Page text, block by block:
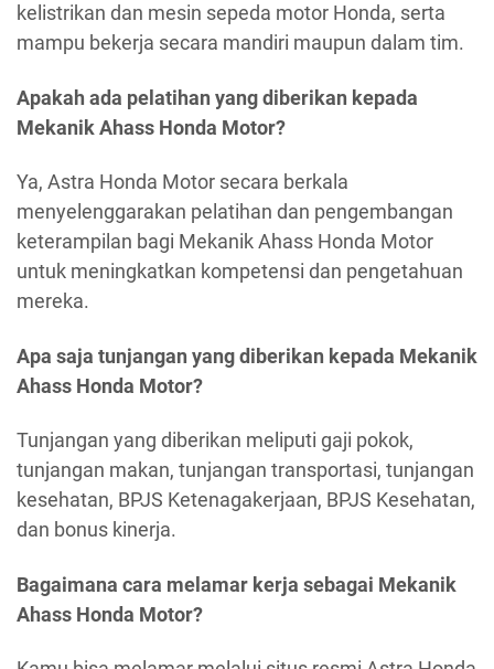
kelistrikan dan mesin sepeda motor Honda, serta
mampu bekerja secara mandiri maupun dalam tim.
Apakah ada pelatihan yang diberikan kepada
Mekanik Ahass Honda Motor?
Ya, Astra Honda Motor secara berkala
menyelenggarakan pelatihan dan pengembangan
keterampilan bagi Mekanik Ahass Honda Motor
untuk meningkatkan kompetensi dan pengetahuan
mereka.
Apa saja tunjangan yang diberikan kepada Mekanik
Ahass Honda Motor?
Tunjangan yang diberikan meliputi gaji pokok,
tunjangan makan, tunjangan transportasi, tunjangan
kesehatan, BPJS Ketenagakerjaan, BPJS Kesehatan,
dan bonus kinerja.
Bagaimana cara melamar kerja sebagai Mekanik
Ahass Honda Motor?